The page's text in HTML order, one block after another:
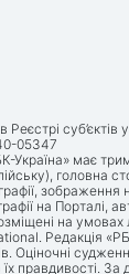
Реєстрі
05347
Україна» має
головна
зображення
на Порталі,
на умовах
Редакція
Оціночні
правдивості. За